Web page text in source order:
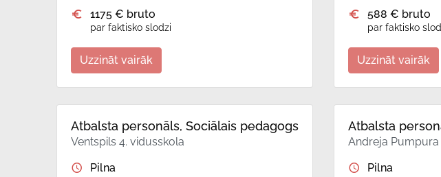
1175 € bruto
par faktisko slodzi
Uzzināt vairāk
588 € bruto
par faktisko
Uzzināt vairāk
Atbalsta personāls, Sociālais pedagogs
Ventspils 4. vidusskola
Pilna
Atbalsta
Andreja Pumpura
Pilna